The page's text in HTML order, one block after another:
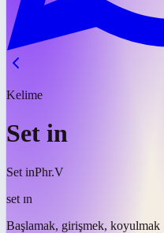
Kelime
Set in
Set inPhr.V
set ɪn
Başlamak, girişmek, koyulmak